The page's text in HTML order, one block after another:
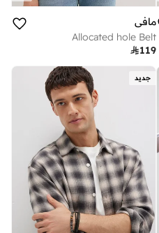
مافي
Allocated hole Belt
119
جديد